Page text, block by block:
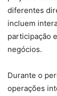
diferentes
incluem
participação
negócios.
Durante o
operações